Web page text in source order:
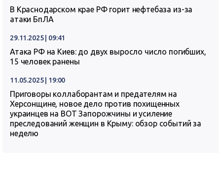
В Краснодарском крае РФ горит нефтебаза из-за
атаки БпЛА
29.11.2025 | 09:41
Атака РФ на Киев: до двух выросло число погибших,
15 человек ранены
11.05.2025 | 19:00
Приговоры коллаборантам и предателям на
Херсонщине, новое дело против похищенных
украинцев на ВОТ Запорожчины и усиление
преследований женщин в Крыму: обзор событий за
неделю